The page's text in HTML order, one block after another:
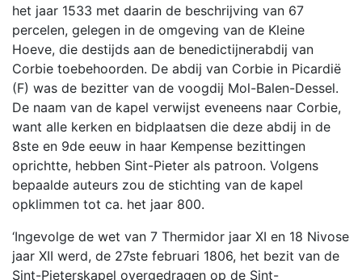
het jaar 1533 met daarin de beschrijving van 67
percelen, gelegen in de omgeving van de Kleine
Hoeve, die destijds aan de benedictijnerabdij van
Corbie toebehoorden. De abdij van Corbie in Picardië
(F) was de bezitter van de voogdij Mol-Balen-Dessel.
De naam van de kapel verwijst eveneens naar Corbie,
want alle kerken en bidplaatsen die deze abdij in de
8ste en 9de eeuw in haar Kempense bezittingen
oprichtte, hebben Sint-Pieter als patroon. Volgens
bepaalde auteurs zou de stichting van de kapel
opklimmen tot ca. het jaar 800.
‘Ingevolge de wet van 7 Thermidor jaar XI en 18 Nivose
jaar XII werd, de 27ste februari 1806, het bezit van de
Sint-Pieterskapel overgedragen op de Sint-